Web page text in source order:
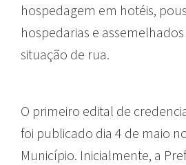
hospedagem em hotéis,
hospedarias e
situação de rua.
O primeiro edital de
foi publicado dia 4 de maio
Município. Inicialmente, a